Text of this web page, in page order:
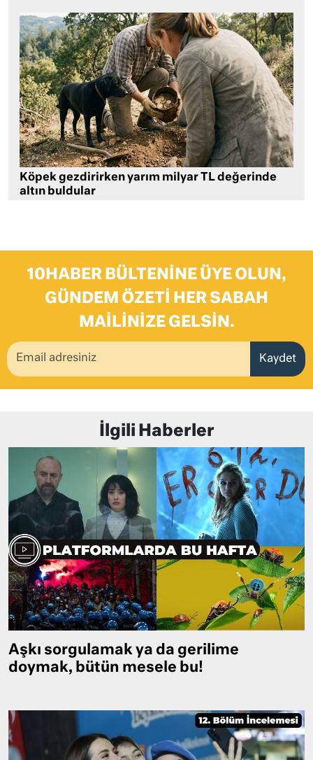
Köpek gezdirirken yarım milyar TL değerinde
altın buldular
10HABER BÜLTENINE ÜYE OLUN,
GÜNDEM ÖZETI HER SABAH
MAILINIZE GELSIN.
Kaydet
İlgili Haberler
Aşkı sorgulamak ya da gerilime
doymak, bütün mesele bu!